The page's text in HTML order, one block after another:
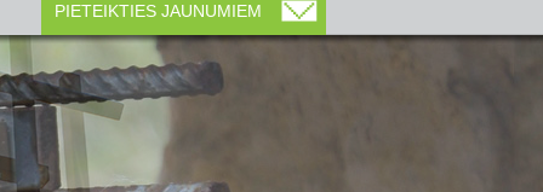
PIETEIKTIES JAUNUMIEM